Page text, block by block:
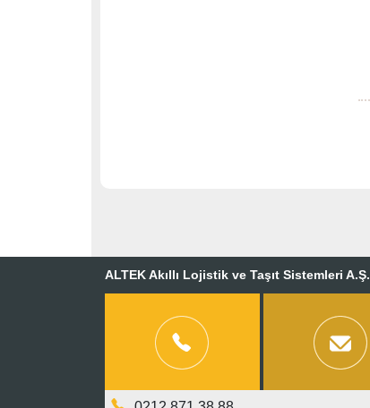
ALTEK Akıllı Lojistik ve Taşıt Sistemleri A.Ş.